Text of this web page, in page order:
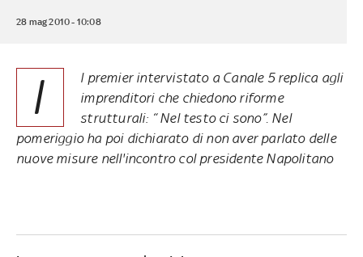
28 mag 2010 - 10:08
I
l premier intervistato a Canale 5 replica agli
imprenditori che chiedono riforme
strutturali: “ Nel testo ci sono”. Nel
pomeriggio ha poi dichiarato di non aver parlato delle
nuove misure nell'incontro col presidente Napolitano